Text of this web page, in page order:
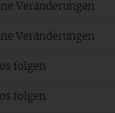
Veränderungen
Veränderungen
folgen
folgen